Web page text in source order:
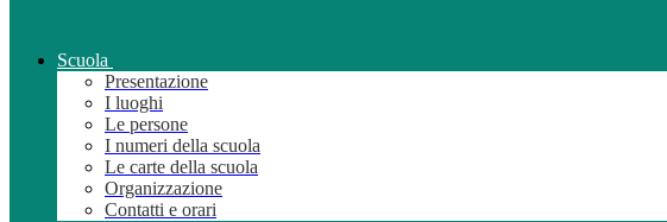
Scuola
Presentazione
I luoghi
Le persone
I numeri della scuola
Le carte della scuola
Organizzazione
Contatti e orari